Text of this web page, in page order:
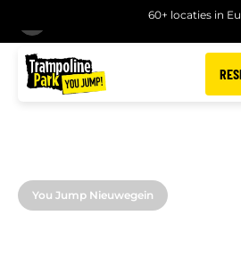
60+ locaties in
You Jump Nieuwegein